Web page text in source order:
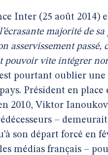
Inter (25 août 2014)
majorité de
asservissement passé,
pouvoir vite intégrer
pourtant oublier une
Président en place
2010, Viktor
–
son départ forcé en
médias français –